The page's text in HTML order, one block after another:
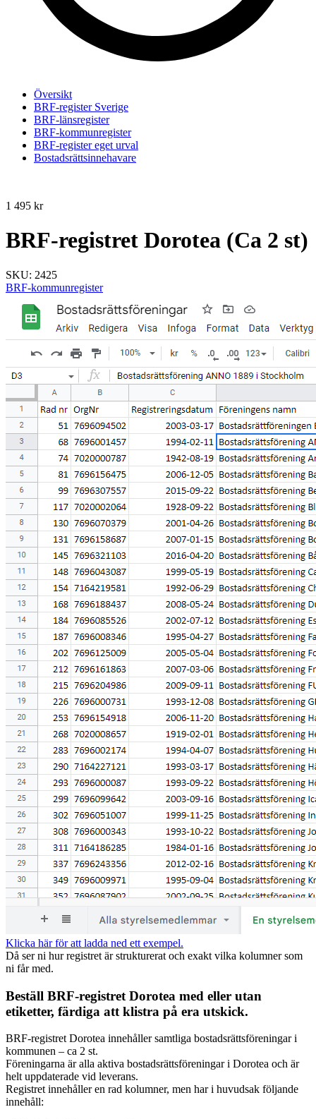
Översikt
BRF-register Sverige
BRF-länsregister
BRF-kommunregister
BRF-register eget urval
Bostadsrättsinnehavare
1 495 kr
BRF-registret Dorotea (Ca 2 st)
SKU: 2425
BRF-kommunregister
Klicka här för att ladda ned ett exempel.
Då ser ni hur registret är strukturerat och exakt vilka kolumner som
ni får med.
Beställ BRF-registret Dorotea med eller utan
etiketter, färdiga att klistra på era utskick.
BRF-registret Dorotea innehåller samtliga bostadsrättsföreningar i
kommunen – ca 2 st.
Föreningarna är alla aktiva bostadsrättsföreningar i Dorotea och är
helt uppdaterade vid leverans.
Registret innehåller en rad kolumner, men har i huvudsak följande
innehåll: